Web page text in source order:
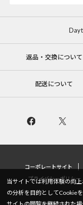
返品・交換について
配送について
コーポレートサイト
プライバシーポリシー
当サイトでは利用体験の向
の分析を目的としてCookieを